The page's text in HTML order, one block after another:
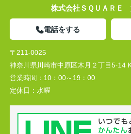
株式会社ＳＱＵＡＲＥ
電話をする
〒211-0025
神奈川県川崎市中原区木月２丁目5-14
営業時間： 10：00～19：00
定休日： 水曜